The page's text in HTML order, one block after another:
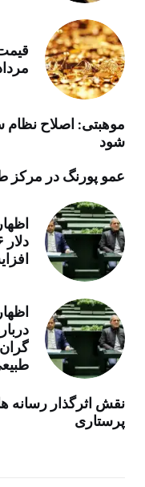
موهبتی: اصلاح نظام
شود
عمو پورنگ در
نقش اثرگذار رسانه
پرستاری